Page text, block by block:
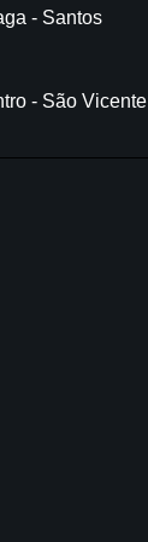
- Santos
- São Vicente